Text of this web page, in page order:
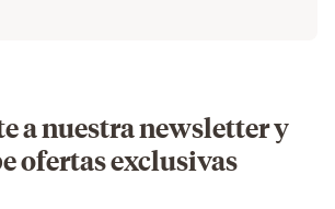
a nuestra newsletter y
ofertas exclusivas